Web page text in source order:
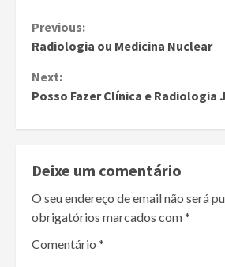
Continue
Reading
Previous:
Radiologia ou Medicina Nuclear
Next:
Posso Fazer Clínica e Radiologia
Deixe um comentário
O seu endereço de email não será
obrigatórios marcados com*
Comentário *